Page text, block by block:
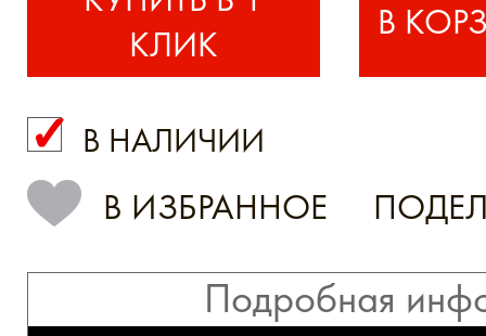
КЛИК
КУПИТЬ В 1 КЛИК
В НАЛИЧИИ
В ИЗБРАННОЕ
Подробная